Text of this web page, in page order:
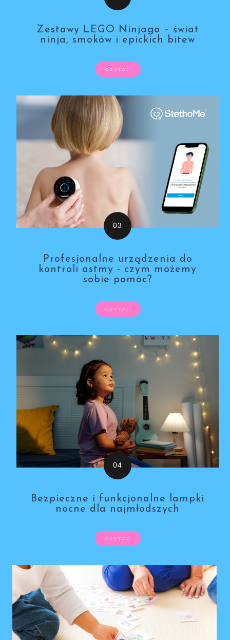
Zestawy LEGO Ninjago – świat
ninja, smoków i epickich bitew
CZYTAJ
Profesjonalne urządzenia do
kontroli astmy - czym możemy
sobie pomóc?
CZYTAJ
Bezpieczne i funkcjonalne lampki
nocne dla najmłodszych
CZYTAJ